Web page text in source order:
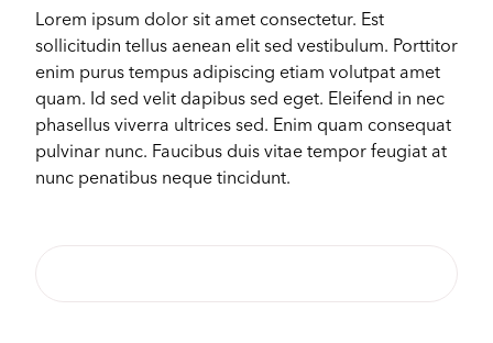
Configurator
Lorem ipsum dolor sit amet consectetur. Est
sollicitudin tellus aenean elit sed vestibulum. Porttitor
enim purus tempus adipiscing etiam volutpat amet
quam. Id sed velit dapibus sed eget. Eleifend in nec
phasellus viverra ultrices sed. Enim quam consequat
pulvinar nunc. Faucibus duis vitae tempor feugiat at
nunc penatibus neque tincidunt.